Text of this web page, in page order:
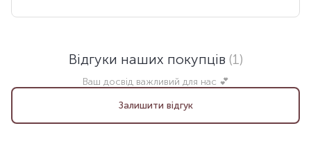
Відгуки наших покупців (1)
Ваш досвід важливий для нас 💕
Залишити відгук